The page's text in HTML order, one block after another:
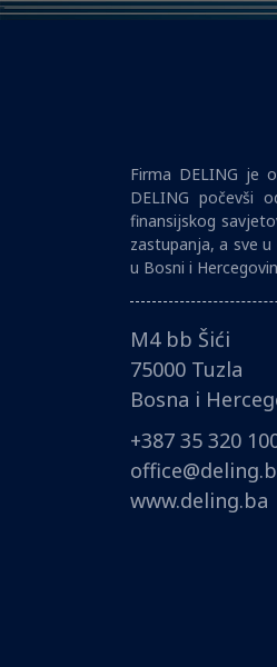
Firma DELING je
DELING počevši
finansijskog
zastupanja, a sve
u Bosni i
M4 bb Šići
75000 Tuzla
Bosna i
+387 35 320
www.deling.ba